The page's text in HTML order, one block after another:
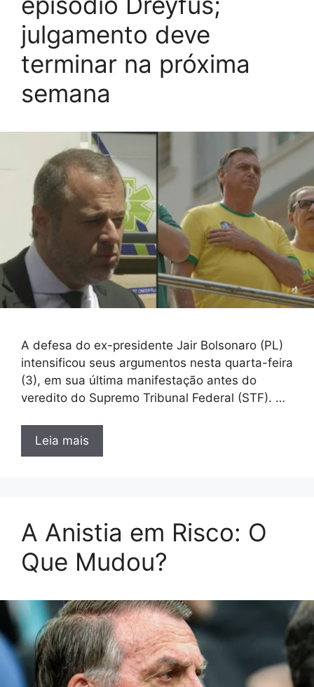
julgamento deve
terminar na próxima
semana
A defesa do ex-presidente Jair Bolsonaro (PL)
intensificou seus argumentos nesta quarta-feira
(3), em sua última manifestação antes do
veredito do Supremo Tribunal Federal (STF). …
Leia mais
A Anistia em Risco: O
Que Mudou?